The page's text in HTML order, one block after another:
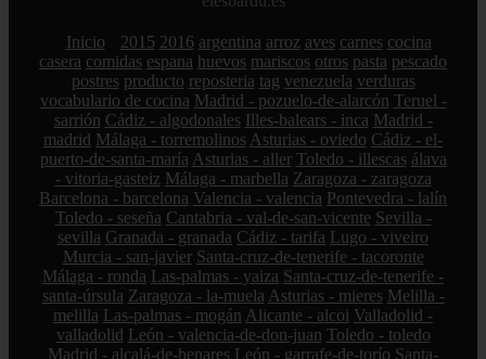
Inicio 2015 2016 argentina arroz aves carnes cocina
casera comidas espana huevos mariscos otros pasta pescado
postres producto reposteria tag venezuela verduras
vocabulario de cocina Madrid - pozuelo-de-alarcón Teruel -
sarrión Cádiz - algodonales Illes-balears - inca Madrid -
madrid Málaga - torremolinos Asturias - oviedo Cádiz - el-
puerto-de-santa-maría Asturias - aller Toledo - illescas álava
- vitoria-gasteiz Málaga - marbella Zaragoza - zaragoza
Barcelona - barcelona Valencia - valencia Pontevedra - lalín
Toledo - seseña Cantabria - val-de-san-vicente Sevilla -
sevilla Granada - granada Cádiz - tarifa Lugo - viveiro
Murcia - san-javier Santa-cruz-de-tenerife - tacoronte
Málaga - ronda Las-palmas - yaiza Santa-cruz-de-tenerife -
santa-úrsula Zaragoza - la-muela Asturias - mieres Melilla -
melilla Las-palmas - mogán Alicante - alcoi Valladolid -
valladolid León - valencia-de-don-juan Toledo - toledo
Madrid - alcalá-de-henares León - garrafe-de-torío Santa-